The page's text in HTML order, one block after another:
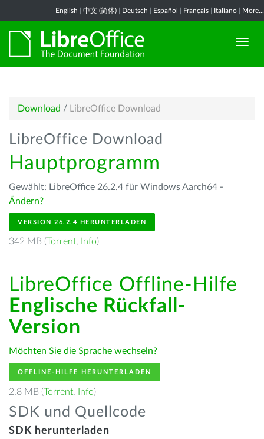
English 中文 (简体) Deutsch Español Français Italiano More...
Download / LibreOffice Download
LibreOffice Download
Hauptprogramm
Gewählt: LibreOffice 26.2.4 für Windows Aarch64 -
Ändern?
VERSION 26.2.4 HERUNTERLADEN
342 MB (Torrent, Info)
LibreOffice Offline-Hilfe
Englische Rückfall-
Version
Möchten Sie die Sprache wechseln?
OFFLINE-HILFE HERUNTERLADEN
2.8 MB (Torrent, Info)
SDK und Quellcode
SDK herunterladen